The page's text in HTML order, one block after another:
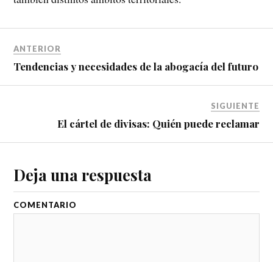
ANTERIOR
Tendencias y necesidades de la abogacía del futuro
SIGUIENTE
El cártel de divisas: Quién puede reclamar
Deja una respuesta
COMENTARIO